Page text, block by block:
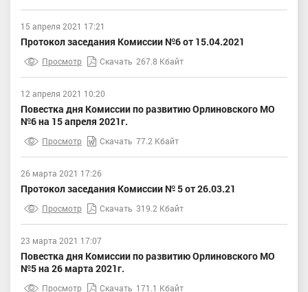
15 апреля 2021 17:21
Протокол заседания Комиссии №6 от 15.04.2021
Просмотр Скачать 267.8 Кбайт
12 апреля 2021 10:20
Повестка дня Комиссии по развитию Орлиновского МО
№6 на 15 апреля 2021г.
Просмотр Скачать 77.2 Кбайт
26 марта 2021 17:26
Протокол заседания Комиссии № 5 от 26.03.21
Просмотр Скачать 319.2 Кбайт
23 марта 2021 17:07
Повестка дня Комиссии по развитию Орлиновского МО
№5 на 26 марта 2021г.
Просмотр Скачать 171.1 Кбайт